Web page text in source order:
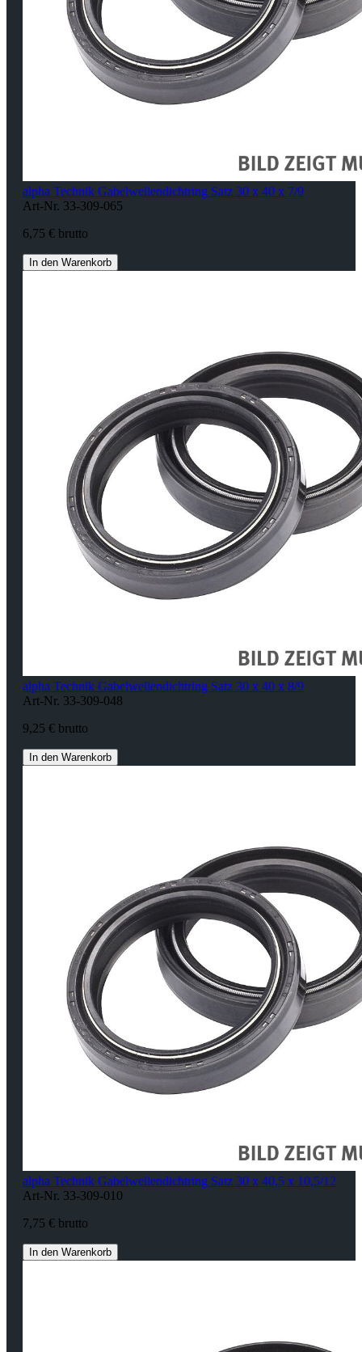
alpha Technik Gabelwellendichtring Satz 30 x 40 x 7/9
Art-Nr. 33-309-065
6,75 € brutto
In den Warenkorb
alpha Technik Gabelwellendichtring Satz 30 x 40 x 8/9
Art-Nr. 33-309-048
9,25 € brutto
In den Warenkorb
alpha Technik Gabelwellendichtring Satz 30 x 40,5 x 10,5/12
Art-Nr. 33-309-010
7,75 € brutto
In den Warenkorb